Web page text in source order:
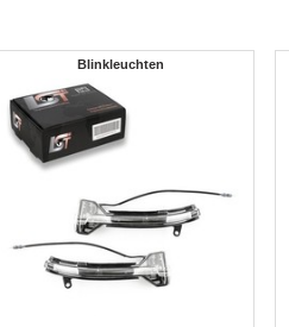
Blinkleuchten